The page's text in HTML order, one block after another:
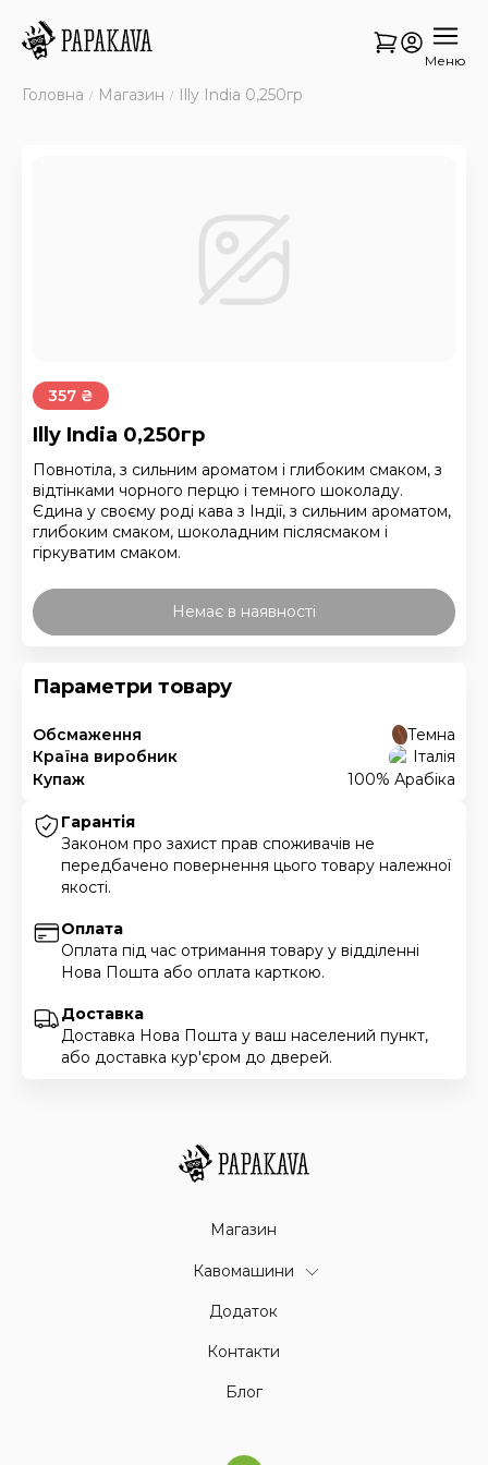
Меню
Головна Магазин Illy India 0,250гр
357 ₴
Illy India 0,250гр
Повнотіла, з сильним ароматом і глибоким смаком, з
відтінками чорного перцю і темного шоколаду.
Єдина у своєму роді кава з Індії, з сильним ароматом,
глибоким смаком, шоколадним післясмаком і
гіркуватим смаком.
Немає в наявності
Параметри товару
Обсмаження
Темна
Країна виробник
Італія
Купаж
100% Арабіка
Гарантія
Законом про захист прав споживачів не
передбачено повернення цього товару належної
якості.
Оплата
Оплата під час отримання товару у відділенні
Нова Пошта або оплата карткою.
Доставка
Доставка Нова Пошта у ваш населений пункт,
або доставка кур'єром до дверей.
Магазин
Кавомашини
Додаток
Контакти
Блог